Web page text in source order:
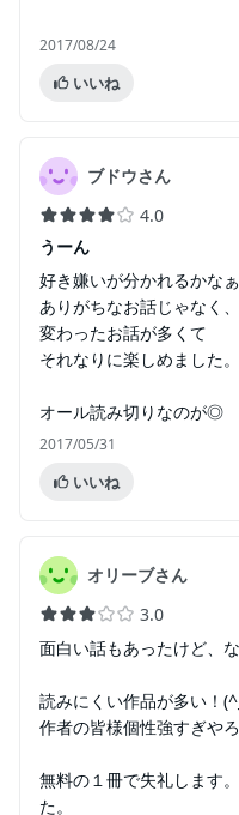
2017/08/24
いいね
ブドウさん
4.0
うーん
好き嫌いが分かれるかなぁ
ありがちなお話じゃなく、
変わったお話が多くて
それなりに楽しめました。
オール読み切りなのが◎
2017/05/31
いいね
オリーブさん
3.0
面白い話もあったけど、
読みにくい作品が多い！
作者の皆様個性強すぎやろ
無料の１冊で失礼します
た。